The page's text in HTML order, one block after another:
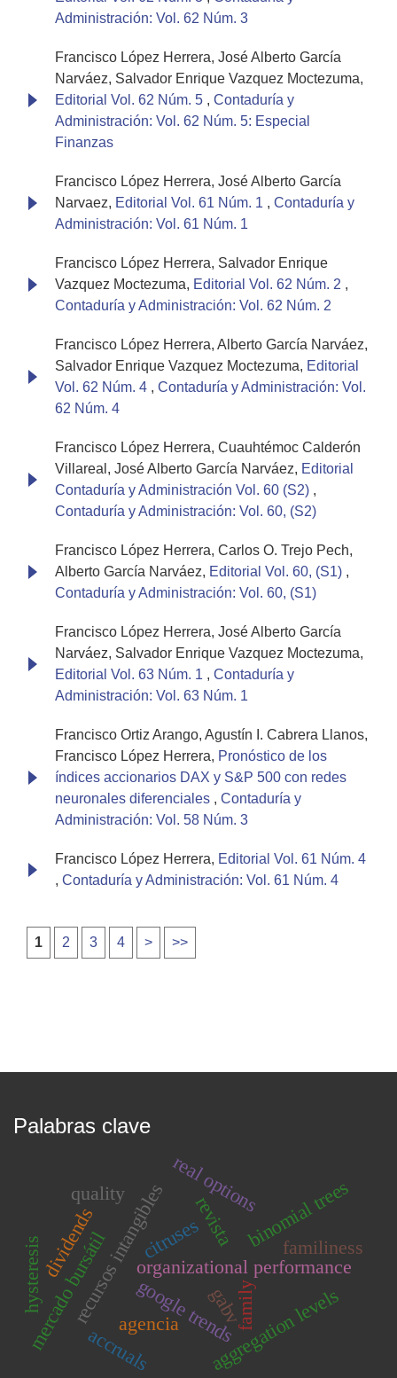
Administración: Vol. 62 Núm. 3
Francisco López Herrera, José Alberto García
Narváez, Salvador Enrique Vazquez Moctezuma,
Editorial Vol. 62 Núm. 5 , Contaduría y
Administración: Vol. 62 Núm. 5: Especial
Finanzas
Francisco López Herrera, José Alberto García
Narvaez, Editorial Vol. 61 Núm. 1 , Contaduría y
Administración: Vol. 61 Núm. 1
Francisco López Herrera, Salvador Enrique
Vazquez Moctezuma, Editorial Vol. 62 Núm. 2 ,
Contaduría y Administración: Vol. 62 Núm. 2
Francisco López Herrera, Alberto García Narváez,
Salvador Enrique Vazquez Moctezuma, Editorial
Vol. 62 Núm. 4 , Contaduría y Administración: Vol.
62 Núm. 4
Francisco López Herrera, Cuauhtémoc Calderón
Villareal, José Alberto García Narváez, Editorial
Contaduría y Administración Vol. 60 (S2) ,
Contaduría y Administración: Vol. 60, (S2)
Francisco López Herrera, Carlos O. Trejo Pech,
Alberto García Narváez, Editorial Vol. 60, (S1) ,
Contaduría y Administración: Vol. 60, (S1)
Francisco López Herrera, José Alberto García
Narváez, Salvador Enrique Vazquez Moctezuma,
Editorial Vol. 63 Núm. 1 , Contaduría y
Administración: Vol. 63 Núm. 1
Francisco Ortiz Arango, Agustín I. Cabrera Llanos,
Francisco López Herrera, Pronóstico de los
índices accionarios DAX y S&P 500 con redes
neuronales diferenciales , Contaduría y
Administración: Vol. 58 Núm. 3
Francisco López Herrera, Editorial Vol. 61 Núm. 4
, Contaduría y Administración: Vol. 61 Núm. 4
1 2 3 4 > >>
Palabras clave
revista
organizational performance
recursos intangibles
mercado bursátil agencia
google trends
gabv
aggregation levels
real optionsbinomial trees
accruals
citruses
dividends
family
hysteresis
quality
familiness